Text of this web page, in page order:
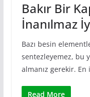
Bakır Bir
İnanılmaz
Bazı besin
sentezleyemez, bu
almanız gerekir. En
Read More